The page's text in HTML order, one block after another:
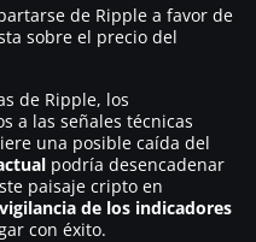
de Ripple a favor de
sobre el precio del
de Ripple, los
a las señales técnicas
una posible caída del
podría desencadenar
paisaje cripto en
de los indicadores
con éxito.